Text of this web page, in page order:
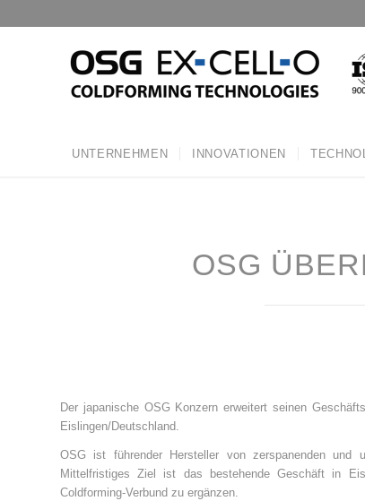
UNTERNEHMEN INNOVATIONEN
OSG
Der japanische OSG Konzern erweitert seinen
Eislingen/Deutschland.
OSG ist führender Hersteller von zerspanenden und
Mittelfristiges Ziel ist das bestehende Geschäft in
Coldforming-Verbund zu ergänzen.